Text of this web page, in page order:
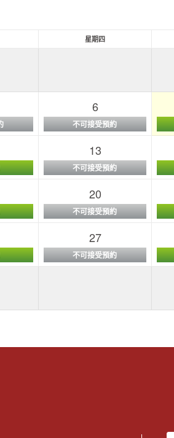
星期四
6
不可接受預約
13
不可接受預約
20
不可接受預約
27
不可接受預約